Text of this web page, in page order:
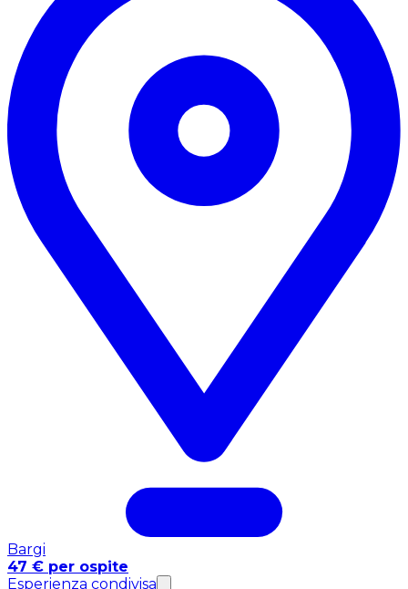
Bargi
47 € per ospite
Esperienza condivisa